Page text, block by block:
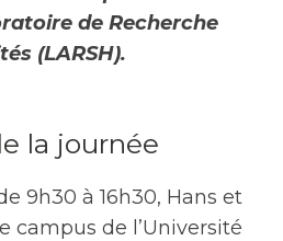
de Recherche
(LARSH).
la journée
9h30 à 16h30, Hans et
campus de l’Université